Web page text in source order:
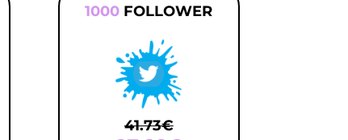
1000 FOLLOWER
41.73€